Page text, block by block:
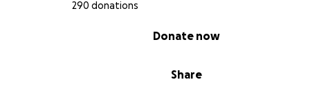
290 donations
Share
Donate now
Betrag, um meinem Vater bei seiner Genesung zu